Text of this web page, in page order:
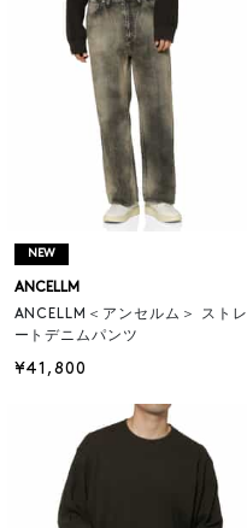
NEW
ANCELLM
ANCELLM＜アンセルム＞ ストレ
ートデニムパンツ
¥41,800